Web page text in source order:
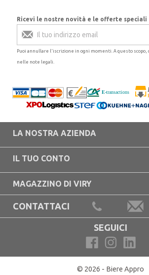
Ricevi le nostre novità e le offerte speciali
Puoi annullare l'iscrizione in ogni momenti. A questo scopo,
nelle note legali.
LA NOSTRA AZIENDA
IL TUO CONTO
MAGAZZINO DI VIRY
CONTATTACI
SEGUICI
© 2026 - Biere Appro